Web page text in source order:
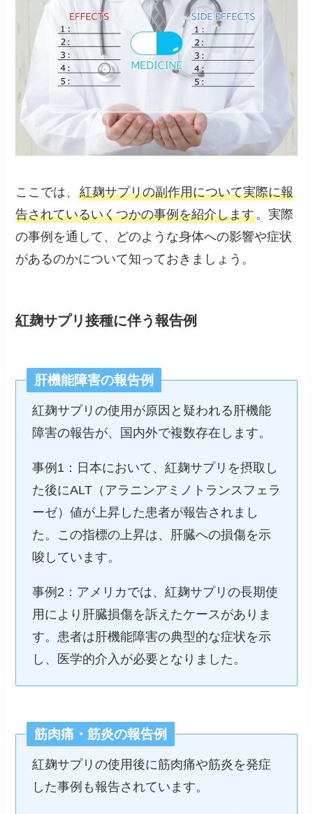
ここでは、紅麹サプリの副作用について実際に報
告されているいくつかの事例を紹介します。実際
の事例を通して、どのような身体への影響や症状
があるのかについて知っておきましょう。
紅麹サプリ接種に伴う報告例
肝機能障害の報告例
紅麹サプリの使用が原因と疑われる肝機能
障害の報告が、国内外で複数存在します。
事例1：日本において、紅麹サプリを摂取し
た後にALT（アラニンアミノトランスフェラ
ーゼ）値が上昇した患者が報告されまし
た。この指標の上昇は、肝臓への損傷を示
唆しています。
事例2：アメリカでは、紅麹サプリの長期使
用により肝臓損傷を訴えたケースがありま
す。患者は肝機能障害の典型的な症状を示
し、医学的介入が必要となりました。
筋肉痛・筋炎の報告例
紅麹サプリの使用後に筋肉痛や筋炎を発症
した事例も報告されています。